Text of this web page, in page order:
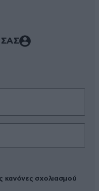
κανόνες σχολιασμού